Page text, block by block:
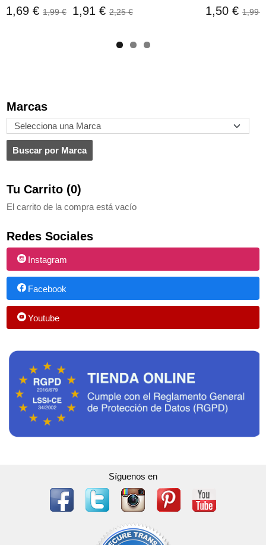
Marcas
Tu Carrito (0)
El carrito de la compra está vacío
Redes Sociales
Instagram
Facebook
Youtube
1,69 € 1,99 €
1,91 € 2,25 €
1,50 € 1,99 €
Síguenos en